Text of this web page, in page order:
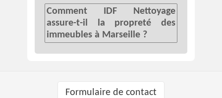
Comment IDF Nettoyage
assure-t-il la propreté des
immeubles à Marseille ?
Formulaire de contact